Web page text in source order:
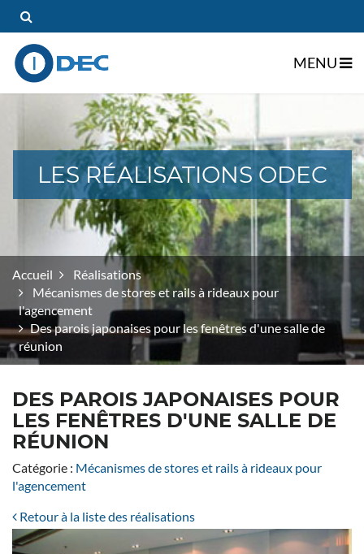
LES RÉALISATIONS ODEC
Accueil
Réalisations
Mécanismes de stores et rails à rideaux pour
l'agencement
Des parois japonaises pour les fenêtres d'une salle de
réunion
DES PAROIS JAPONAISES POUR
LES FENÊTRES D'UNE SALLE DE
RÉUNION
Catégorie : Mécanismes de stores et rails à rideaux pour
l'agencement
Retour à la liste des réalisations
MENU
Dropdown